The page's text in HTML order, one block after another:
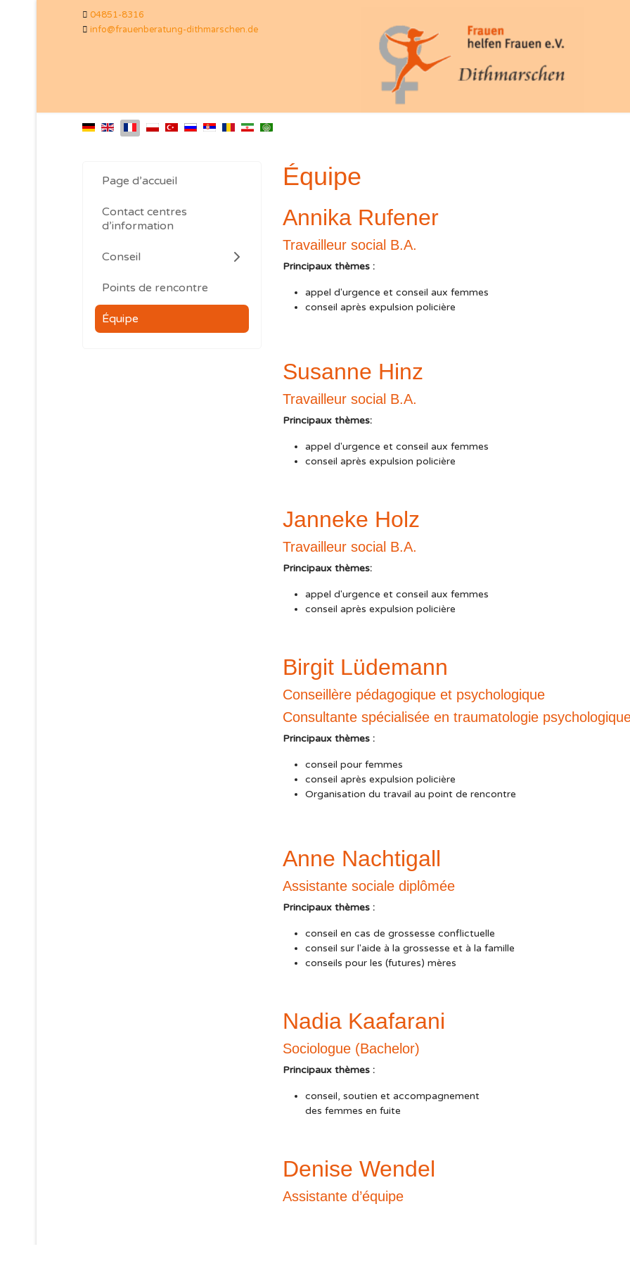
04851-8316
info@frauenberatung-dithmarschen.de
Page d’accueil
Contact centres
d’information
Conseil
Points de rencontre
Équipe
Équipe
Annika Rufener
Travailleur social B.A.
Principaux thèmes :
appel d'urgence et conseil aux femmes
conseil après expulsion policière
Susanne Hinz
Travailleur social B.A.
Principaux thèmes:
appel d'urgence et conseil aux femmes
conseil après expulsion policière
Janneke Holz
Travailleur social B.A.
Principaux thèmes:
appel d'urgence et conseil aux femmes
conseil après expulsion policière
Birgit Lüdemann
Conseillère pédagogique et psychologique
Consultante spécialisée en traumatologie
Principaux thèmes :
conseil pour femmes
conseil après expulsion policière
Organisation du travail au point de rencontre
Anne Nachtigall
Assistante sociale diplômée
Principaux thèmes :
conseil en cas de grossesse conflictuelle
conseil sur l'aide à la grossesse et à la famille
conseils pour les (futures) mères
Nadia Kaafarani
Sociologue (Bachelor)
Principaux thèmes :
conseil, soutien et accompagnement
des femmes en fuite
Denise Wendel
Assistante d’équipe